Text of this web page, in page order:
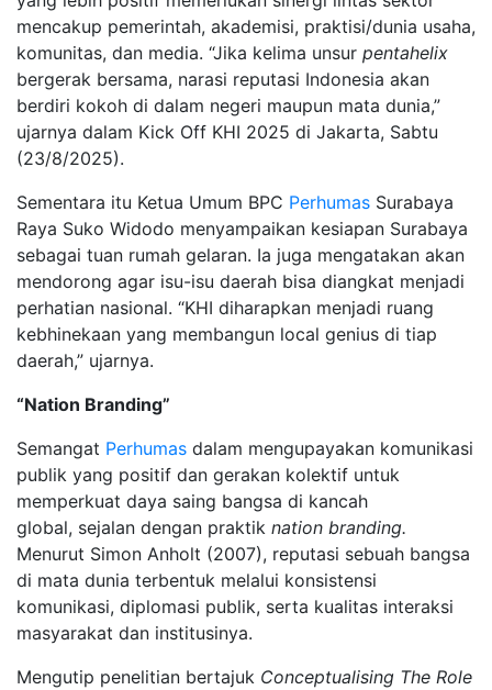
mencakup pemerintah, akademisi, praktisi/dunia usaha,
komunitas, dan media. “Jika kelima unsur pentahelix
bergerak bersama, narasi reputasi Indonesia akan
berdiri kokoh di dalam negeri maupun mata dunia,”
ujarnya dalam Kick Off KHI 2025 di Jakarta, Sabtu
(23/8/2025).
Sementara itu Ketua Umum BPC Perhumas Surabaya
Raya Suko Widodo menyampaikan kesiapan Surabaya
sebagai tuan rumah gelaran. Ia juga mengatakan akan
mendorong agar isu-isu daerah bisa diangkat menjadi
perhatian nasional. “KHI diharapkan menjadi ruang
kebhinekaan yang membangun local genius di tiap
daerah,” ujarnya.
“Nation Branding”
Semangat Perhumas dalam mengupayakan komunikasi
publik yang positif dan gerakan kolektif untuk
memperkuat daya saing bangsa di kancah
global, sejalan dengan praktik nation branding.
Menurut Simon Anholt (2007), reputasi sebuah bangsa
di mata dunia terbentuk melalui konsistensi
komunikasi, diplomasi publik, serta kualitas interaksi
masyarakat dan institusinya.
Mengutip penelitian bertajuk Conceptualising The Role